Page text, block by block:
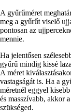
A gyűrűméret
meg a gyűrűt viselő
pontosan az
mennie.
Ha jelentősen
gyűrű mindig kissé
A méret
vastagságát is. Ha a
méretnél eggyel
és masszívabb, akkor
szükséged.